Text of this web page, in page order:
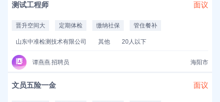
测试工程师 面议
晋升空间大 定期体检 缴纳社保 管住餐补
山东中准检测技术有限公司 其他 20人以下
谭燕燕.招聘员 海阳市
文员五险一金 面议